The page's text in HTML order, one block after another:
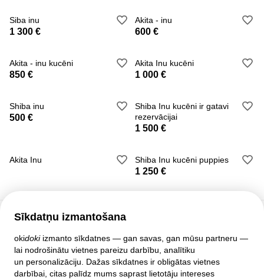
Siba inu
1 300 €
Akita - inu
600 €
Akita - inu kucēni
850 €
Akita Inu kucēni
1 000 €
Shiba inu
500 €
Shiba Inu kucēni ir gatavi
rezervācijai
1 500 €
Akita Inu Shiba Inu kucēni puppies
1 250 €
Sīkdatņu izmantošana
okidokiizmanto sīkdatnes — gan savas, gan mūsu partneru —
lai nodrošinātu vietnes pareizu darbību, analītiku
un personalizāciju. Dažas sīkdatnes ir obligātas vietnes
darbībai, citas palīdz mums saprast lietotāju intereses
Klientu atbalsts
Palīdzība
Politika un līgumi